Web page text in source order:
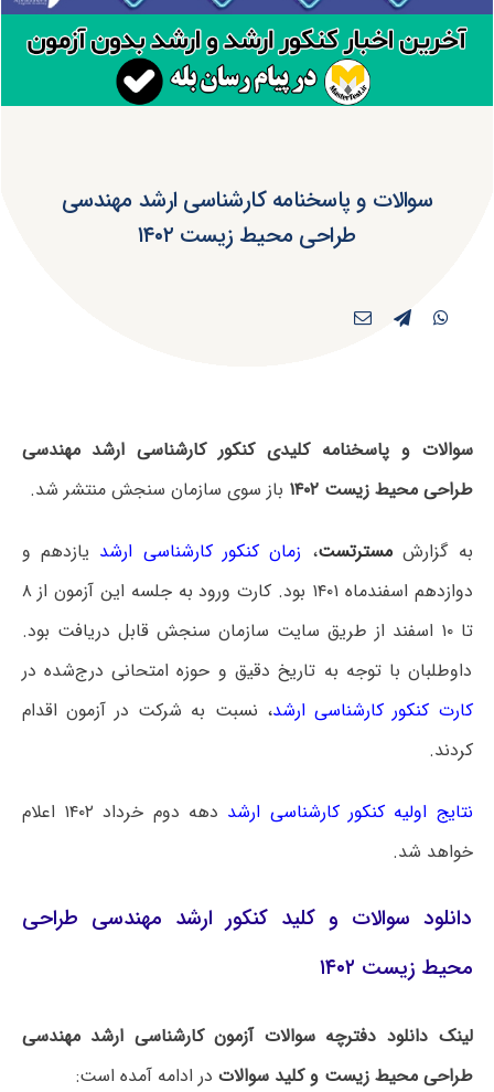
سوالات و پاسخنامه کارشناسی ارشد مهندسی
طراحی محیط زیست ۱۴۰۲
سوالات و پاسخنامه کلیدی کنکور کارشناسی ارشد مهندسی
طراحی محیط زیست ۱۴۰۲
باز سوی سازمان سنجش منتشر شد.
به گزارشمسترتست، زمان کنکور کارشناسی ارشد یازدهم و
دوازدهم اسفندماه ۱۴۰۱ بود. کارت ورود به جلسه این آزمون از ۸
تا ۱۰ اسفند از طریق سایت سازمان سنجش قابل دریافت بود.
داوطلبان با توجه به تاریخ دقیق و حوزه امتحانی درج‌شده در
کارت کنکور کارشناسی ارشد، نسبت به شرکت در آزمون اقدام
کردند.
نتایج اولیه کنکور کارشناسی ارشد
دهه دوم خرداد ۱۴۰۲ اعلام
خواهد شد.
دانلود سوالات و کلید کنکور ارشد مهندسی طراحی
محیط زیست ۱۴۰۲
لینک دانلود دفترچه سوالات آزمون کارشناسی ارشد مهندسی
طراحی محیط زیست و کلید سوالات در ادامه آمده است: